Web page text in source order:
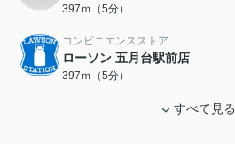
397ｍ（5分）
コンビニエンスストア
ローソン 五月台駅前店
397ｍ（5分）
すべて見る